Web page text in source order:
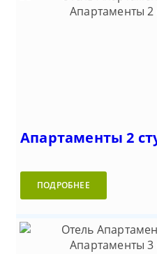
Апартаменты 2
ПОДРОБНЕЕ